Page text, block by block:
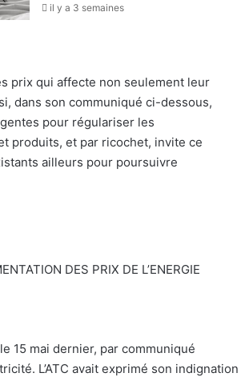
il y a 3 semaines
prix qui affecte non seulement leur
dans son communiqué ci-dessous,
pour régulariser les
produits, et par ricochet, invite ce
ailleurs pour poursuivre
DES PRIX DE L’ENERGIE
15 mai dernier, par communiqué
L’ATC avait exprimé son indignation